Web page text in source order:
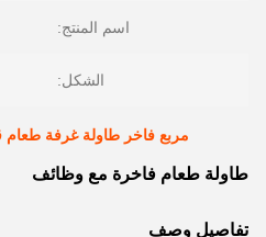
اسم المنتج:
الشكل:
مربع فاخر طاولة غرفة طعام قابلة
طاولة طعام فاخرة مع وظائف
تفاصيل وصف